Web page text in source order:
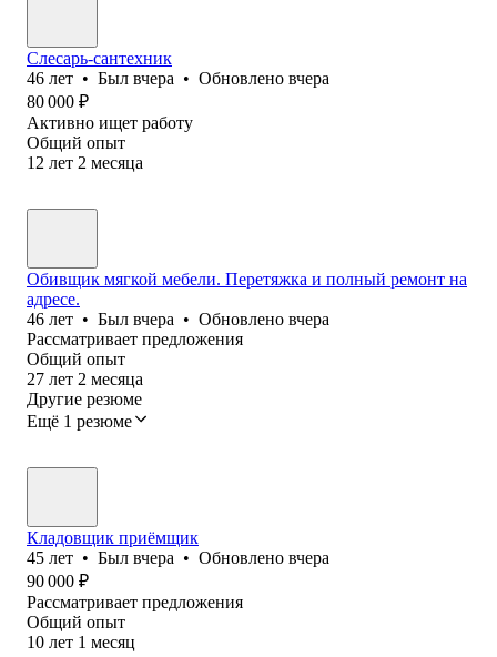
Слесарь-сантехник
46 лет • Был вчера • Обновлено вчера
80 000 ₽
Активно ищет работу
Общий опыт
12 лет 2 месяца
Обивщик мягкой мебели. Перетяжка и полный ремонт на
адресе.
46 лет • Был вчера • Обновлено вчера
Рассматривает предложения
Общий опыт
27 лет 2 месяца
Другие резюме
Ещё 1 резюме
Кладовщик приёмщик
45 лет • Был вчера • Обновлено вчера
90 000 ₽
Рассматривает предложения
Общий опыт
10 лет 1 месяц